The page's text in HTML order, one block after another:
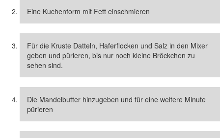
Eine Kuchenform mit Fett einschmieren
Für die Kruste Datteln, Haferflocken und Salz in den Mixer
geben und pürieren, bis nur noch kleine Bröckchen zu
sehen sind.
Die Mandelbutter hinzugeben und für eine weitere Minute
pürieren